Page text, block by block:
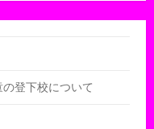
登下校について